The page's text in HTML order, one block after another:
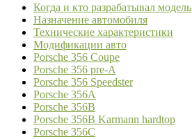
Когда и кто разрабатывал модель
Назначение автомобиля
Технические характеристики
Модификации авто
Porsche 356 Coupe
Porsche 356 pre-A
Porsche 356 Speedster
Porsche 356А
Porsche 356B
Porsche 356B Karmann hardtop
Porsche 356C